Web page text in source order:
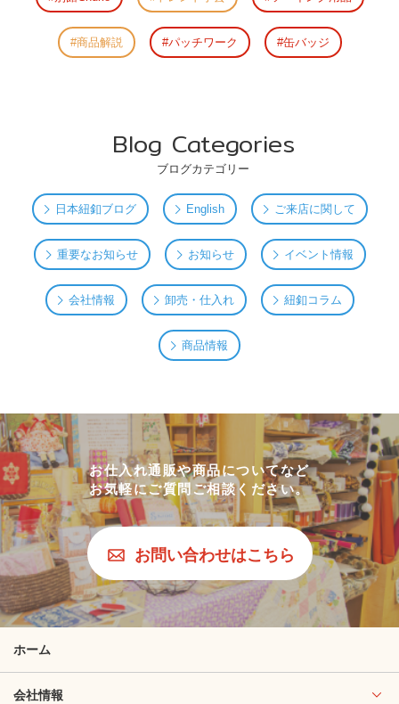
商品解説 パッチワーク 缶バッジ
Blog Categories
ブログカテゴリー
日本紐釦ブログ English ご来店に関して
重要なお知らせ お知らせ イベント情報
会社情報 卸売・仕入れ 紐釦コラム
商品情報
お仕入れ通販や商品についてなど
お気軽にご質問ご相談ください。
お問い合わせはこちら
ホーム
会社情報